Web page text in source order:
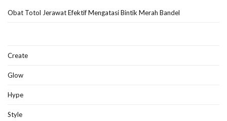
Obat Totol Jerawat Efektif Mengatasi Bintik Merah Bandel
Create
Glow
Hype
Style